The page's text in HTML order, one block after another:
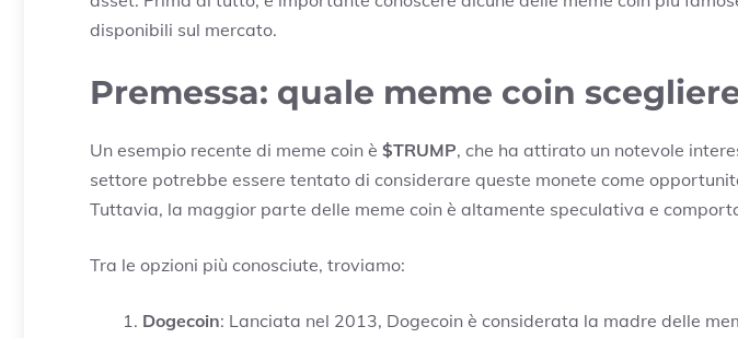
disponibili sul mercato.
Premessa: quale meme coin
Un esempio recente di meme coin è $TRUMP, che ha attirato un notevole
settore potrebbe essere tentato di considerare queste monete come
Tuttavia, la maggior parte delle meme coin è altamente speculativa e
Tra le opzioni più conosciute, troviamo:
Dogecoin: Lanciata nel 2013, Dogecoin è considerata la madre delle